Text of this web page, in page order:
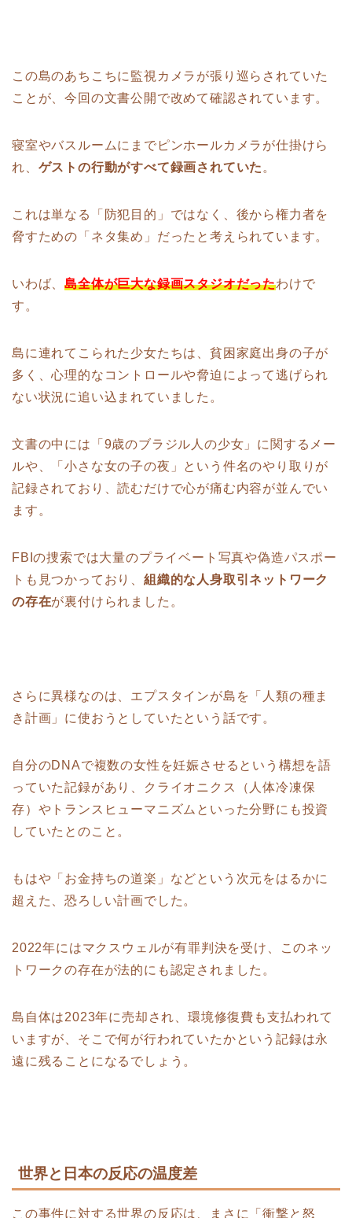
この島のあちこちに監視カメラが張り巡らされていた
ことが、今回の文書公開で改めて確認されています。
寝室やバスルームにまでピンホールカメラが仕掛けら
れ、 ゲストの行動がすべて録画されていた。
これは単なる「防犯目的」ではなく、後から権力者を
脅すための「ネタ集め」だったと考えられています。
いわば、島全体が巨大な録画スタジオだったわけで
す。
島に連れてこられた少女たちは、貧困家庭出身の子が
多く、心理的なコントロールや脅迫によって逃げられ
ない状況に追い込まれていました。
文書の中には「9歳のブラジル人の少女」に関するメー
ルや、「小さな女の子の夜」という件名のやり取りが
記録されており、読むだけで心が痛む内容が並んでい
ます。
FBIの捜索では大量のプライベート写真や偽造パスポー
トも見つかっており、 組織的な人身取引ネットワーク
の存在が裏付けられました。
さらに異様なのは、エプスタインが島を「人類の種ま
き計画」に使おうとしていたという話です。
自分のDNAで複数の女性を妊娠させるという構想を語
っていた記録があり、クライオニクス（人体冷凍保
存）やトランスヒューマニズムといった分野にも投資
していたとのこと。
もはや「お金持ちの道楽」などという次元をはるかに
超えた、恐ろしい計画でした。
2022年にはマクスウェルが有罪判決を受け、このネッ
トワークの存在が法的にも認定されました。
島自体は2023年に売却され、環境修復費も支払われて
いますが、そこで何が行われていたかという記録は永
遠に残ることになるでしょう。
世界と日本の反応の温度差
この事件に対する世界の反応は、まさに「衝撃と怒